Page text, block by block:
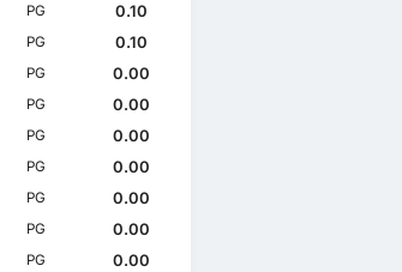
PG
0.10
PG
0.10
PG
0.00
PG
0.00
PG
0.00
PG
0.00
PG
0.00
PG
0.00
PG
0.00